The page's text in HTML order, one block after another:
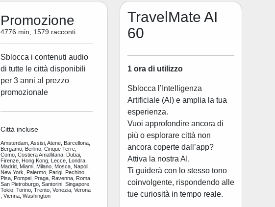
Promozione
4776 min, 1579 racconti
Sblocca i contenuti audio
di tutte le città disponibili
per 3 anni al prezzo
promozionale
Città incluse
Amsterdam, Assisi, Atene, Barcellona,
Bergamo, Berlino, Cinque Terre,
Como, Costiera Amalfitana, Dubai,
Firenze, Hong Kong, Lecce, Londra,
Madrid, Miami, Milano, Mosca, Napoli,
New York, Palermo, Parigi, Pechino,
Pisa, Pompei, Praga, Ravenna, Roma,
San Pietroburgo, Santorini, Singapore,
Tokio, Torino, Trento, Venezia, Verona
, Vienna, Washington
TravelMate AI
60
1 ora di utilizzo
Sblocca l’Intelligenza
Artificiale (AI) e amplia la tua
esperienza.
Vuoi approfondire ancora di
più o esplorare città non
ancora coperte dall’app?
Attiva la nostra AI.
Ti guiderà con lo stesso tono
coinvolgente, rispondendo alle
tue curiosità in tempo reale.